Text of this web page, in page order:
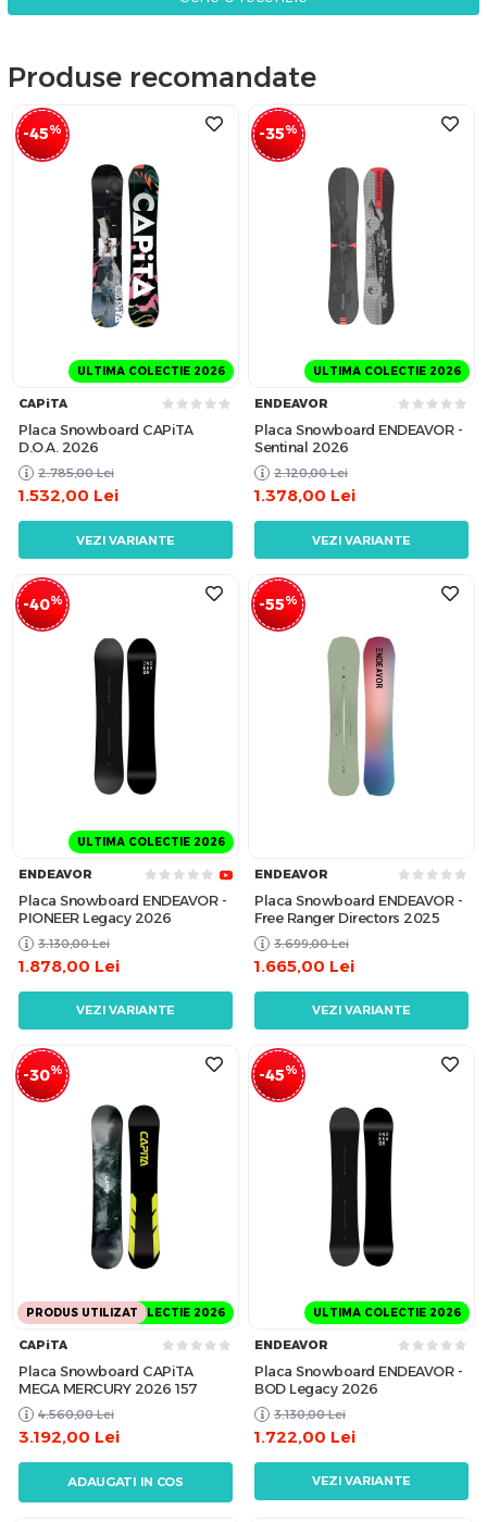
Produse recomandate
-45%
ULTIMA COLECTIE 2026
CAPiTA
Placa Snowboard CAPiTA
D.O.A. 2026
2.785,00 Lei
1.532,00 Lei
VEZI VARIANTE
-35%
ULTIMA COLECTIE 2026
ENDEAVOR
Placa Snowboard ENDEAVOR -
Sentinal 2026
2.120,00 Lei
1.378,00 Lei
VEZI VARIANTE
-40%
ULTIMA COLECTIE 2026
ENDEAVOR
Placa Snowboard ENDEAVOR -
PIONEER Legacy 2026
3.130,00 Lei
1.878,00 Lei
VEZI VARIANTE
-55%
ENDEAVOR
Placa Snowboard ENDEAVOR -
Free Ranger Directors 2025
3.699,00 Lei
1.665,00 Lei
VEZI VARIANTE
-30%
ULTIMA COLECTIE 2026
PRODUS UTILIZAT
CAPiTA
Placa Snowboard CAPiTA
MEGA MERCURY 2026 157
4.560,00 Lei
3.192,00 Lei
ADAUGATI IN COS
-45%
ULTIMA COLECTIE 2026
ENDEAVOR
Placa Snowboard ENDEAVOR -
BOD Legacy 2026
3.130,00 Lei
1.722,00 Lei
VEZI VARIANTE